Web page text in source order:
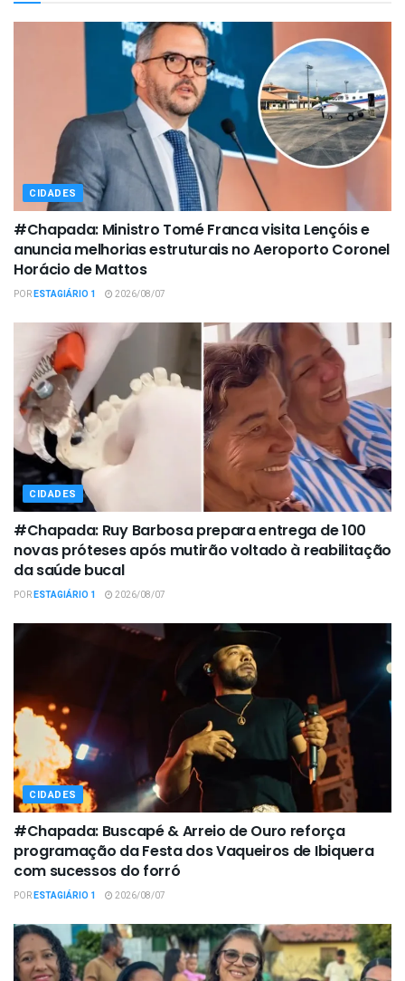
CIDADES
#Chapada: Ministro Tomé Franca visita Lençóis e
anuncia melhorias estruturais no Aeroporto Coronel
Horácio de Mattos
PORESTAGIÁRIO 1 2026/08/07
CIDADES
#Chapada: Ruy Barbosa prepara entrega de 100
novas próteses após mutirão voltado à reabilitação
da saúde bucal
PORESTAGIÁRIO 1 2026/08/07
CIDADES
#Chapada: Buscapé & Arreio de Ouro reforça
programação da Festa dos Vaqueiros de Ibiquera
com sucessos do forró
PORESTAGIÁRIO 1 2026/08/07